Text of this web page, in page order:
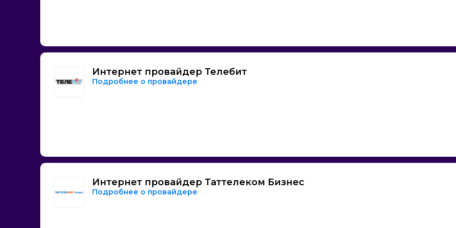
Интернет провайдер Телебит
Подробнее о провайдере
Интернет провайдер Таттелеком Бизнес
Подробнее о провайдере